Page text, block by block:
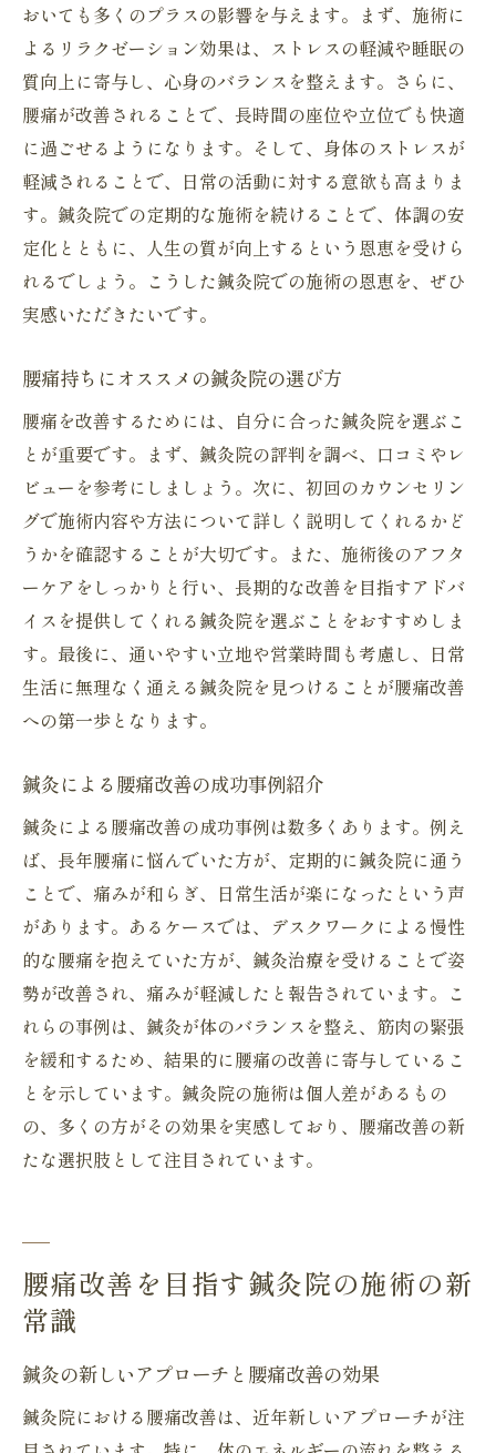
おいても多くのプラスの影響を与えます。まず、施術に
よるリラクゼーション効果は、ストレスの軽減や睡眠の
質向上に寄与し、心身のバランスを整えます。さらに、
腰痛が改善されることで、長時間の座位や立位でも快適
に過ごせるようになります。そして、身体のストレスが
軽減されることで、日常の活動に対する意欲も高まりま
す。鍼灸院での定期的な施術を続けることで、体調の安
定化とともに、人生の質が向上するという恩恵を受けら
れるでしょう。こうした鍼灸院での施術の恩恵を、ぜひ
実感いただきたいです。
腰痛持ちにオススメの鍼灸院の選び方
腰痛を改善するためには、自分に合った鍼灸院を選ぶこ
とが重要です。まず、鍼灸院の評判を調べ、口コミやレ
ビューを参考にしましょう。次に、初回のカウンセリン
グで施術内容や方法について詳しく説明してくれるかど
うかを確認することが大切です。また、施術後のアフタ
ーケアをしっかりと行い、長期的な改善を目指すアドバ
イスを提供してくれる鍼灸院を選ぶことをおすすめしま
す。最後に、通いやすい立地や営業時間も考慮し、日常
生活に無理なく通える鍼灸院を見つけることが腰痛改善
への第一歩となります。
鍼灸による腰痛改善の成功事例紹介
鍼灸による腰痛改善の成功事例は数多くあります。例え
ば、長年腰痛に悩んでいた方が、定期的に鍼灸院に通う
ことで、痛みが和らぎ、日常生活が楽になったという声
があります。あるケースでは、デスクワークによる慢性
的な腰痛を抱えていた方が、鍼灸治療を受けることで姿
勢が改善され、痛みが軽減したと報告されています。こ
れらの事例は、鍼灸が体のバランスを整え、筋肉の緊張
を緩和するため、結果的に腰痛の改善に寄与しているこ
とを示しています。鍼灸院の施術は個人差があるもの
の、多くの方がその効果を実感しており、腰痛改善の新
たな選択肢として注目されています。
腰痛改善を目指す鍼灸院の施術の新
常識
鍼灸の新しいアプローチと腰痛改善の効果
鍼灸院における腰痛改善は、近年新しいアプローチが注